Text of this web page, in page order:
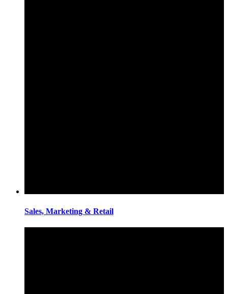
Sales, Marketing & Retail